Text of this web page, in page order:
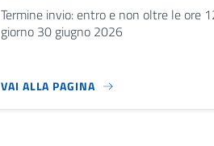
Termine invio: entro e non oltre le ore
giorno 30 giugno 2026
VAI ALLA PAGINA